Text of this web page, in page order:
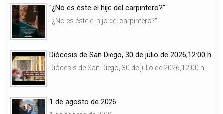
"¿No es éste el hijo del carpintero?"
"¿No es éste el hijo del carpintero?"
Diócesis de San Diego, 30 de julio de 2026,12:00 h.
Diócesis de San Diego, 30 de julio de 2026,12:00 h.
1 de agosto de 2026